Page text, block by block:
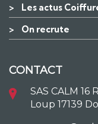
> Les actus
> On recrute
CONTACT
SAS CALM 16
Loup 17139